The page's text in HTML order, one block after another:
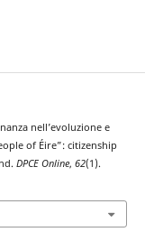
nell’evoluzione e
of Éire”: citizenship
DPCE Online, 62(1).